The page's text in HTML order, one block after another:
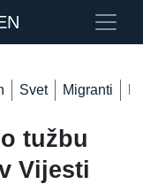
Svet Migranti
tužbu
Vijesti